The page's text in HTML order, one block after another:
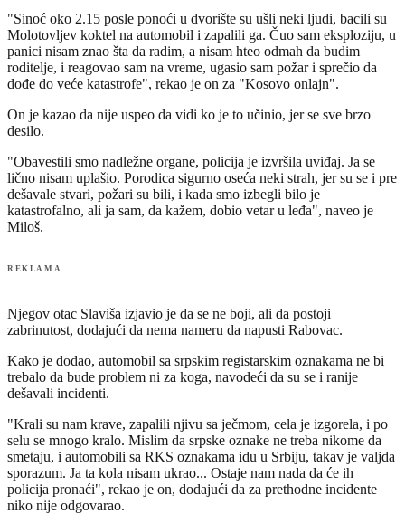
"Sinoć oko 2.15 posle ponoći u dvorište su ušli neki ljudi, bacili su
Molotovljev koktel na automobil i zapalili ga. Čuo sam eksploziju, u
panici nisam znao šta da radim, a nisam hteo odmah da budim
roditelje, i reagovao sam na vreme, ugasio sam požar i sprečio da
dođe do veće katastrofe", rekao je on za "Kosovo onlajn".
On je kazao da nije uspeo da vidi ko je to učinio, jer se sve brzo
desilo.
"Obavestili smo nadležne organe, policija je izvršila uviđaj. Ja se
lično nisam uplašio. Porodica sigurno oseća neki strah, jer su se i pre
dešavale stvari, požari su bili, i kada smo izbegli bilo je
katastrofalno, ali ja sam, da kažem, dobio vetar u leđa", naveo je
Miloš.
REKLAMA
Njegov otac Slaviša izjavio je da se ne boji, ali da postoji
zabrinutost, dodajući da nema nameru da napusti Rabovac.
Kako je dodao, automobil sa srpskim registarskim oznakama ne bi
trebalo da bude problem ni za koga, navodeći da su se i ranije
dešavali incidenti.
"Krali su nam krave, zapalili njivu sa ječmom, cela je izgorela, i po
selu se mnogo kralo. Mislim da srpske oznake ne treba nikome da
smetaju, i automobili sa RKS oznakama idu u Srbiju, takav je valjda
sporazum. Ja ta kola nisam ukrao... Ostaje nam nada da će ih
policija pronaći", rekao je on, dodajući da za prethodne incidente
niko nije odgovarao.